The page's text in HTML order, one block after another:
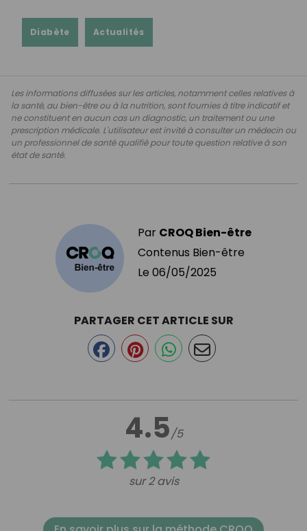
Diabète Actualités
Les informations diffusées sur les articles, notamment celles relatives à
la santé, au bien-être ou à la nutrition, sont fournies à titre indicatif et
ne constituent en aucun cas un diagnostic, un traitement ou une
prescription médicale. L'utilisateur est invité à consulter un médecin ou
un professionnel de santé qualifié pour toute question relative à son
état de santé.
Par CROQ Bien-être
Contenus Bien-être
Le 06/05/2025
4.5/5
sur 2 avis
PARTAGER CET ARTICLE SUR